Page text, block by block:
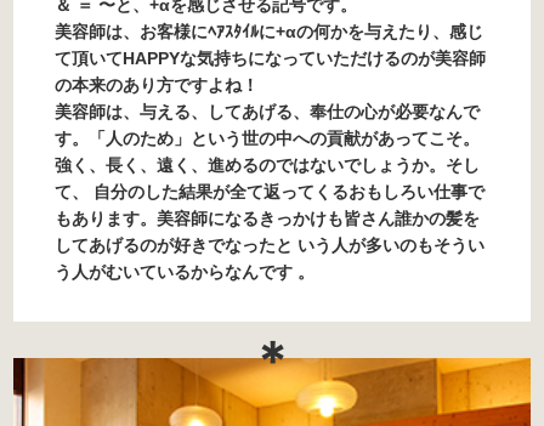
＆ ＝ 〜と、+αを感じさせる記号です。
美容師は、お客様にﾍｱｽﾀｲﾙに+αの何かを与えたり、感じ
て頂いてHAPPYな気持ちになっていただけるのが美容師
の本来のあり方ですよね！
美容師は、与える、してあげる、奉仕の心が必要なんで
す。「人のため」という世の中への貢献があってこそ。
強く、長く、遠く、進めるのではないでしょうか。そし
て、 自分のした結果が全て返ってくるおもしろい仕事で
もあります。美容師になるきっかけも皆さん誰かの髪を
してあげるのが好きでなったと いう人が多いのもそうい
う人がむいているからなんです 。
＊